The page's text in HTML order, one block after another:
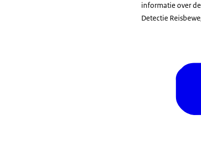
informatie over
Detectie